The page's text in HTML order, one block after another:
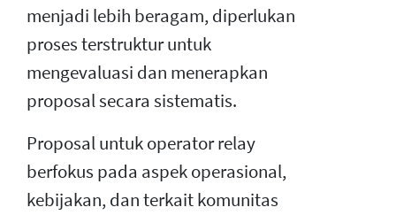
menjadi lebih beragam, diperlukan
proses terstruktur untuk
mengevaluasi dan menerapkan
proposal secara sistematis.
Proposal untuk operator relay
berfokus pada aspek operasional,
kebijakan, dan terkait komunitas